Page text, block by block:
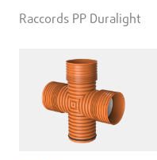
Raccords PP Duralight